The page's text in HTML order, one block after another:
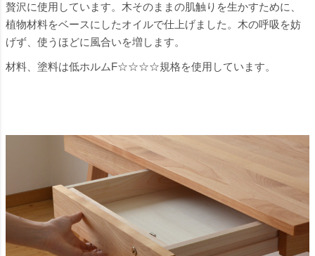
贅沢に使用しています。木そのままの肌触りを生かすために、
植物材料をベースにしたオイルで仕上げました。木の呼吸を妨
げず、使うほどに風合いを増します。
材料、塗料は低ホルムF☆☆☆☆規格を使用しています。